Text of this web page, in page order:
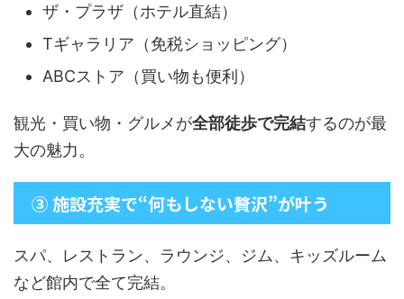
ザ・プラザ（ホテル直結）
Tギャラリア（免税ショッピング）
ABCストア（買い物も便利）
観光・買い物・グルメが全部徒歩で完結するのが最
大の魅力。
③ 施設充実で“何もしない贅沢”が叶う
スパ、レストラン、ラウンジ、ジム、キッズルーム
など館内で全て完結。